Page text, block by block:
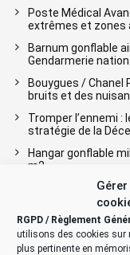
RGPD / Règlement
utilisons des cookies sur
plus pertinente en
Poste Médical
extrêmes et zones
Barnum gonflable
Gendarmerie
Bouygues / Chanel
bruits et des
Tromper l’ennemi
stratégie de la
Hangar gonflable
m2
Pologne : 25
secourisme,
Chantier de
gonflable de S =